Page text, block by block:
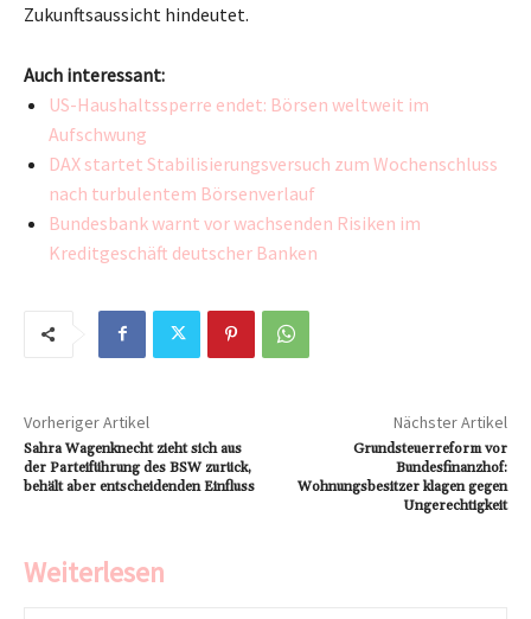
Zukunftsaussicht hindeutet.
Auch interessant:
US-Haushaltssperre endet: Börsen weltweit im
Aufschwung
DAX startet Stabilisierungsversuch zum Wochenschluss
nach turbulentem Börsenverlauf
Bundesbank warnt vor wachsenden Risiken im
Kreditgeschäft deutscher Banken
Vorheriger Artikel
Sahra Wagenknecht zieht sich aus
der Parteiführung des BSW zurück,
behält aber entscheidenden Einfluss
Nächster Artikel
Grundsteuerreform vor
Bundesfinanzhof:
Wohnungsbesitzer klagen gegen
Ungerechtigkeit
Weiterlesen